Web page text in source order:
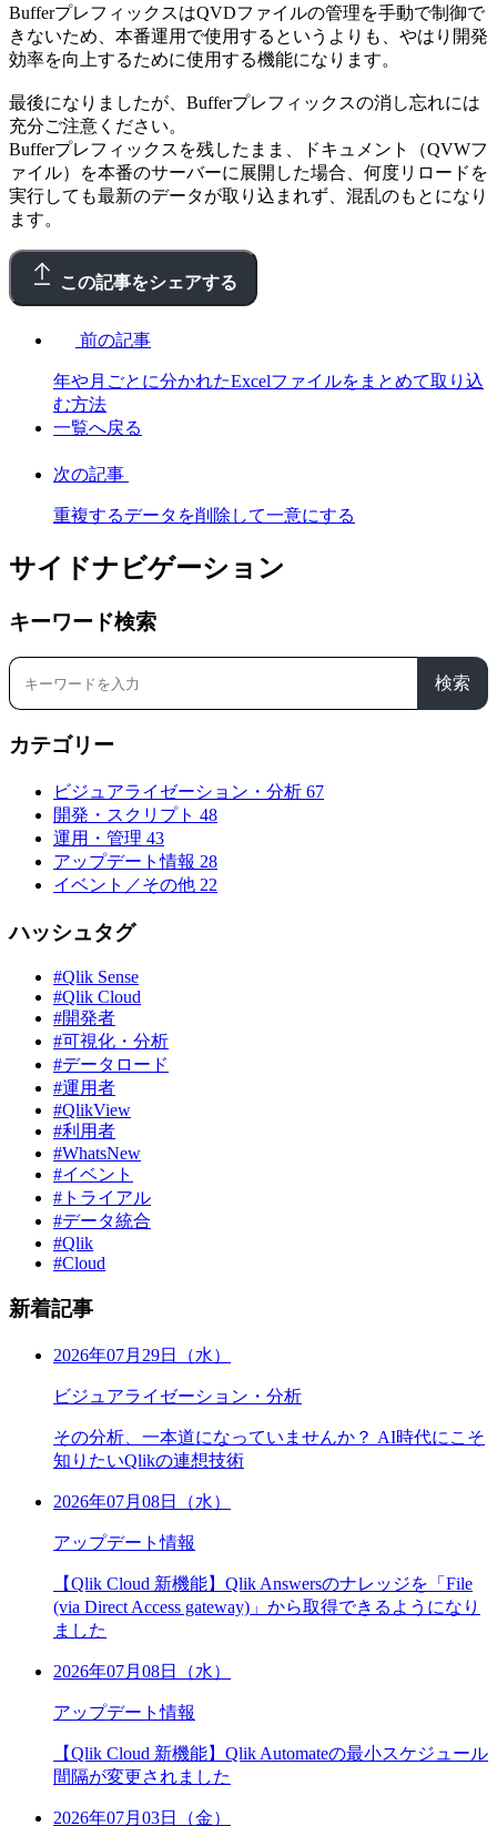
BufferプレフィックスはQVDファイルの管理を手動で制御で
きないため、本番運用で使用するというよりも、やはり開発
効率を向上するために使用する機能になります。
最後になりましたが、Bufferプレフィックスの消し忘れには
充分ご注意ください。
Bufferプレフィックスを残したまま、ドキュメント（QVWフ
ァイル）を本番のサーバーに展開した場合、何度リロードを
実行しても最新のデータが取り込まれず、混乱のもとになり
ます。
この記事をシェアする
前の記事
年や月ごとに分かれたExcelファイルをまとめて取り込
む方法
一覧へ戻る
次の記事
重複するデータを削除して一意にする
サイドナビゲーション
キーワード検索
検索
カテゴリー
ビジュアライゼーション・分析 67
開発・スクリプト 48
運用・管理 43
アップデート情報 28
イベント／その他 22
ハッシュタグ
#Qlik Sense
#Qlik Cloud
#開発者
#可視化・分析
#データロード
#運用者
#QlikView
#利用者
#WhatsNew
#イベント
#トライアル
#データ統合
#Qlik
#Cloud
新着記事
2026年07月29日（水）
ビジュアライゼーション・分析
その分析、一本道になっていませんか？ AI時代にこそ
知りたいQlikの連想技術
2026年07月08日（水）
アップデート情報
【Qlik Cloud 新機能】Qlik Answersのナレッジを「File
(via Direct Access gateway)」から取得できるようになり
ました
2026年07月08日（水）
アップデート情報
【Qlik Cloud 新機能】Qlik Automateの最小スケジュール
間隔が変更されました
2026年07月03日（金）